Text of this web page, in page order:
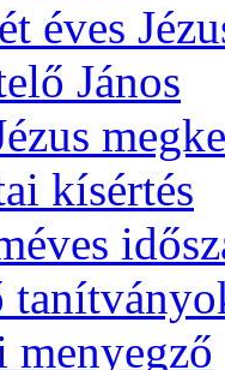
éves
János
kísértés
menyegző